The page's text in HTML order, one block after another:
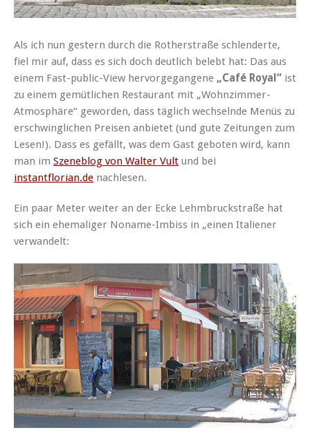
Als ich nun gestern durch die Rotherstraße schlenderte,
fiel mir auf, dass es sich doch deutlich belebt hat: Das aus
einem Fast-public-View hervorgegangene „Café Royal“ ist
zu einem gemütlichen Restaurant mit „Wohnzimmer-
Atmosphäre“ geworden, dass täglich wechselnde Menüs zu
erschwinglichen Preisen anbietet (und gute Zeitungen zum
Lesen!). Dass es gefällt, was dem Gast geboten wird, kann
man im Szeneblog von Walter Vult und bei
instantflorian.de nachlesen.
Ein paar Meter weiter an der Ecke Lehmbruckstraße hat
sich ein ehemaliger Noname-Imbiss in „einen Italiener
verwandelt: